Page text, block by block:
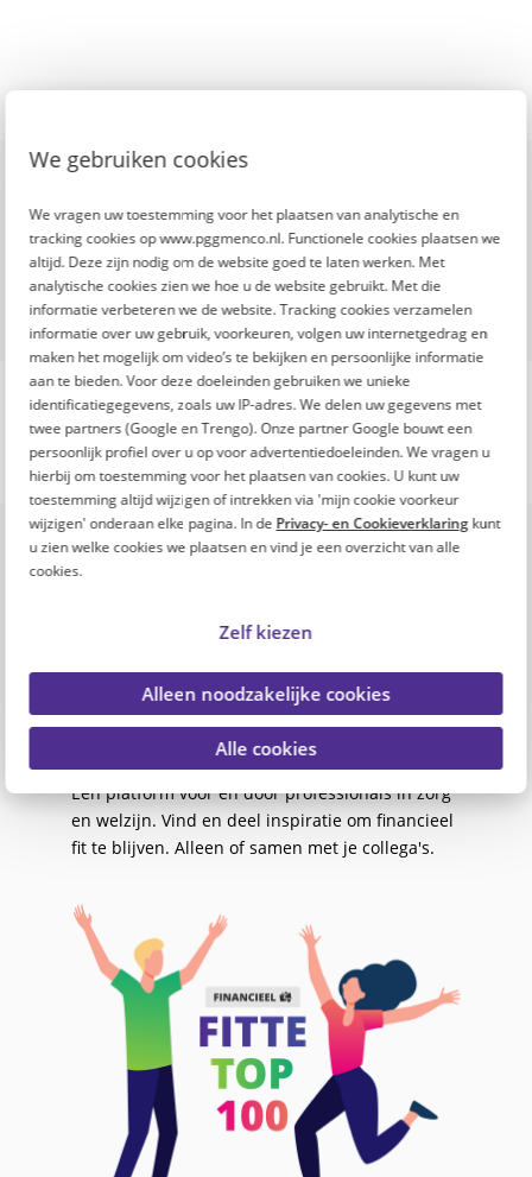
We gebruiken cookies
We vragen uw toestemming voor het plaatsen van analytische en
tracking cookies op www.pggmenco.nl. Functionele cookies plaatsen we
altijd. Deze zijn nodig om de website goed te laten werken. Met
analytische cookies zien we hoe u de website gebruikt. Met die
informatie verbeteren we de website. Tracking cookies verzamelen
informatie over uw gebruik, voorkeuren, volgen uw internetgedrag en
maken het mogelijk om video’s te bekijken en persoonlijke informatie
aan te bieden. Voor deze doeleinden gebruiken we unieke
identificatiegegevens, zoals uw IP-adres. We delen uw gegevens met
twee partners (Google en Trengo). Onze partner Google bouwt een
persoonlijk profiel over u op voor advertentiedoeleinden. We vragen u
hierbij om toestemming voor het plaatsen van cookies. U kunt uw
toestemming altijd wijzigen of intrekken via 'mijn cookie voorkeur
wijzigen' onderaan elke pagina. In de Privacy- en Cookieverklaringkunt
u zien welke cookies we plaatsen en vind je een overzicht van alle
cookies.
Zelf kiezen
Alleen noodzakelijke cookies
Alle cookies
De Fitte Top 100 is een
initiatief van
Onze missie
De toenemende inflatie en stijgende kosten
maken het leven steeds duurder. Ook
hun portemonnee.
Om professionals in zorg en welzijn te helpen,
lanceren PFZW en PGGM&CO de Fitte Top 100: 1
website, 100 ideeën om financieel fit te blijven.
Een platform voor én door professionals in zorg
en welzijn. Vind en deel inspiratie om financieel
fit te blijven. Alleen of samen met je collega's.